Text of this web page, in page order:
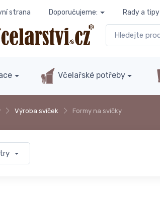
strana Doporučujeme: Rady a tipy
Včelařské potřeby
Výroba svíček Formy na svíčky